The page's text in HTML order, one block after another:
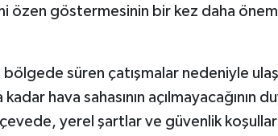
özen göstermesinin bir kez daha
bölgede süren çatışmalar nedeniyle
hava sahasının açılmayacağının
yerel şartlar ve güvenlik